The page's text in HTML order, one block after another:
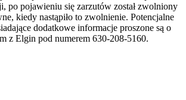
po pojawieniu się zarzutów został zwolniony
kiedy nastąpiło to zwolnienie. Potencjalne
dodatkowe informacje proszone są o
z Elgin pod numerem 630-208-5160.